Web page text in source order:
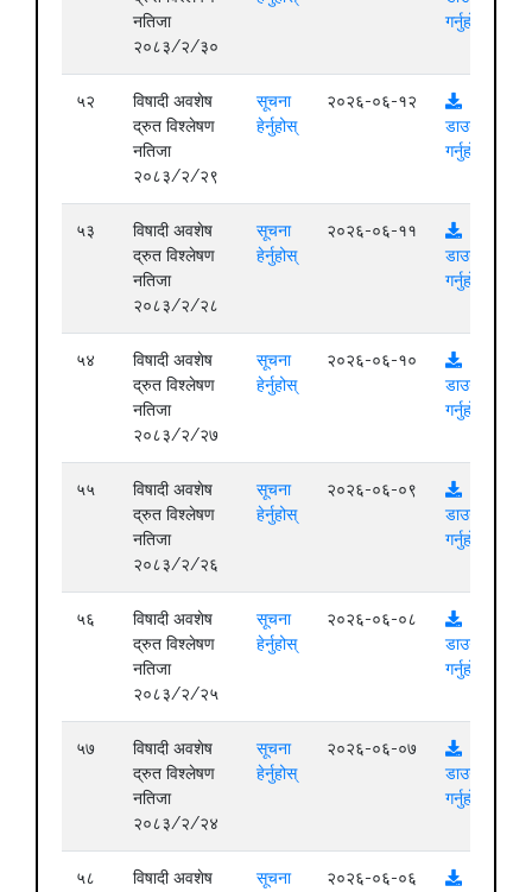
नतिजा
२०८३/२/३०
गर्नुहोस्
५२
विषादी अवशेष
द्रुत विश्लेषण
नतिजा
२०८३/२/२९
सूचना
हेर्नुहोस्
२०२६-०६-१२
डाउनलोड
गर्नुहोस्
५३
विषादी अवशेष
द्रुत विश्लेषण
नतिजा
२०८३/२/२८
सूचना
हेर्नुहोस्
२०२६-०६-११
डाउनलोड
गर्नुहोस्
५४
विषादी अवशेष
द्रुत विश्लेषण
नतिजा
२०८३/२/२७
सूचना
हेर्नुहोस्
२०२६-०६-१०
डाउनलोड
गर्नुहोस्
५५
विषादी अवशेष
द्रुत विश्लेषण
नतिजा
२०८३/२/२६
सूचना
हेर्नुहोस्
२०२६-०६-०९
डाउनलोड
गर्नुहोस्
५६
विषादी अवशेष
द्रुत विश्लेषण
नतिजा
२०८३/२/२५
सूचना
हेर्नुहोस्
२०२६-०६-०८
डाउनलोड
गर्नुहोस्
५७
विषादी अवशेष
द्रुत विश्लेषण
नतिजा
२०८३/२/२४
सूचना
हेर्नुहोस्
२०२६-०६-०७
डाउनलोड
गर्नुहोस्
५८
विषादी अवशेष
सूचना
२०२६-०६-०६